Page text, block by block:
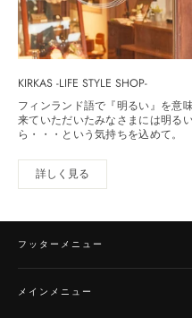
KIRKAS -LIFE STYLE SHOP-
フィンランド語で『明るい』を意
来ていただいたみなさまには明る
ら・・・という気持ちを込めて。
詳しく見る
フッターメニュー
メインメニュー